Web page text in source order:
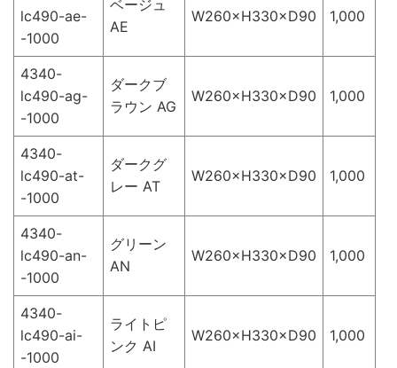
lc490-ae-
-1000
ベージュ
AE
W260×H330×D90 1,000
4340-
lc490-ag-
-1000
ダークブ
ラウン AG
W260×H330×D90 1,000
4340-
lc490-at-
-1000
ダークグ
レー AT
W260×H330×D90 1,000
4340-
lc490-an-
-1000
グリーン
AN
W260×H330×D90 1,000
4340-
lc490-ai-
-1000
ライトピ
ンク AI
W260×H330×D90 1,000